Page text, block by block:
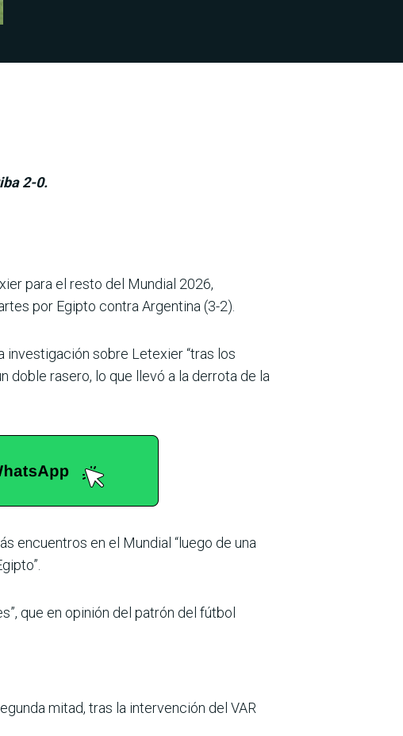
2-0.
para el resto del Mundial 2026,
por Egipto contra Argentina (3-2).
investigación sobre Letexier “tras los
rasero, lo que llevó a la derrota de la
encuentros en el Mundial “luego de una
que en opinión del patrón del fútbol
mitad, tras la inter­vención del VAR